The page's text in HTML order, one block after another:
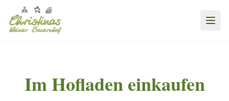
Im Hofladen einkaufen